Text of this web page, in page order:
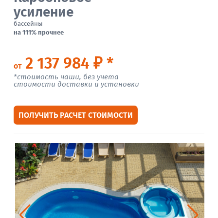
усиление
бассейны
на 111% прочнее
от2 137 984 ₽ *
*стоимость чаши, без учета
стоимости доставки и установки
ПОЛУЧИТЬ РАСЧЕТ СТОИМОСТИ